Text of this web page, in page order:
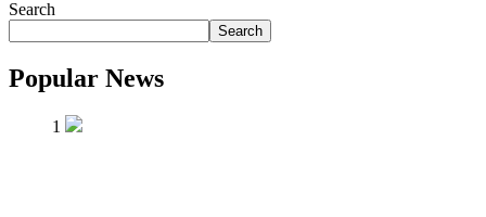
Search
Search
Popular News
1